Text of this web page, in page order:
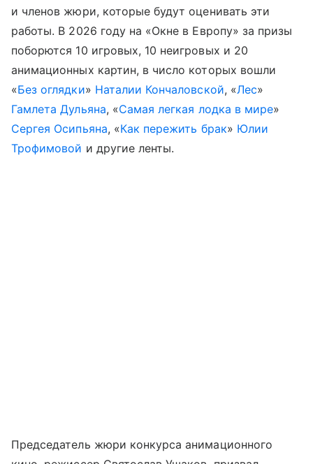
и членов жюри, которые будут оценивать эти
работы. В 2026 году на «Окне в Европу» за призы
поборются 10 игровых, 10 неигровых и 20
анимационных картин, в число которых вошли
«Без оглядки» Наталии Кончаловской, «Лес»
Гамлета Дульяна, «Самая легкая лодка в мире»
Сергея Осипьяна, «Как пережить брак» Юлии
Трофимовой и другие ленты.
Председатель жюри конкурса анимационного